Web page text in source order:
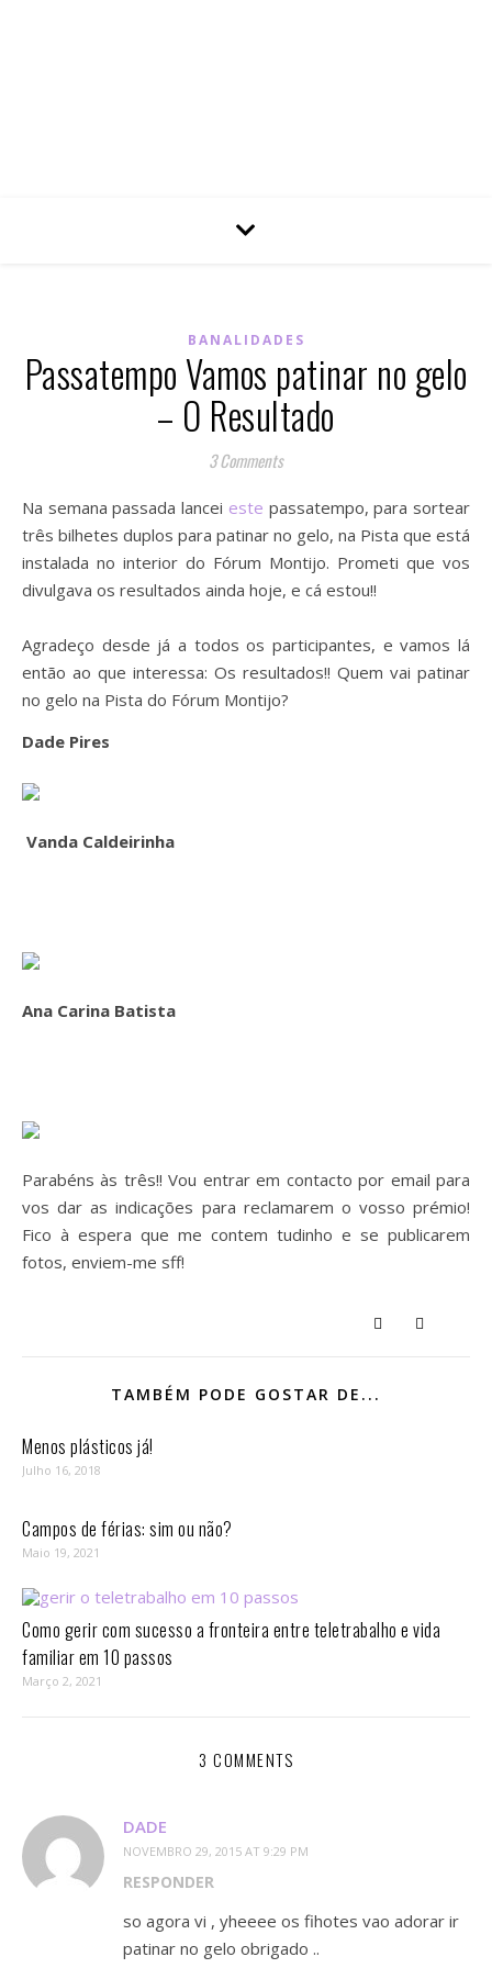
BANALIDADES
Passatempo Vamos patinar no gelo
– O Resultado
3 Comments
Na semana passada lancei este passatempo, para sortear
três bilhetes duplos para patinar no gelo, na Pista que está
instalada no interior do Fórum Montijo. Prometi que vos
divulgava os resultados ainda hoje, e cá estou!!
Agradeço desde já a todos os participantes, e vamos lá
então ao que interessa: Os resultados!! Quem vai patinar
no gelo na Pista do Fórum Montijo?
Dade Pires
Vanda Caldeirinha
Ana Carina Batista
Parabéns às três!! Vou entrar em contacto por email para
vos dar as indicações para reclamarem o vosso prémio!
Fico à espera que me contem tudinho e se publicarem
fotos, enviem-me sff!
TAMBÉM PODE GOSTAR DE...
Menos plásticos já!
Julho 16, 2018
Campos de férias: sim ou não?
Maio 19, 2021
Como gerir com sucesso a fronteira entre teletrabalho e vida
familiar em 10 passos⁣
Março 2, 2021
3 COMMENTS
DADE
NOVEMBRO 29, 2015 AT 9:29 PM
RESPONDER
so agora vi , yheeee os fihotes vao adorar ir
patinar no gelo obrigado ..